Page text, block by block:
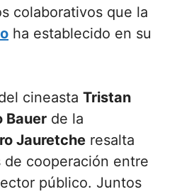
colaborativos que la
ha establecido en su
cineasta Tristan
Bauer de la
Jauretche resalta
cooperación entre
público. Juntos